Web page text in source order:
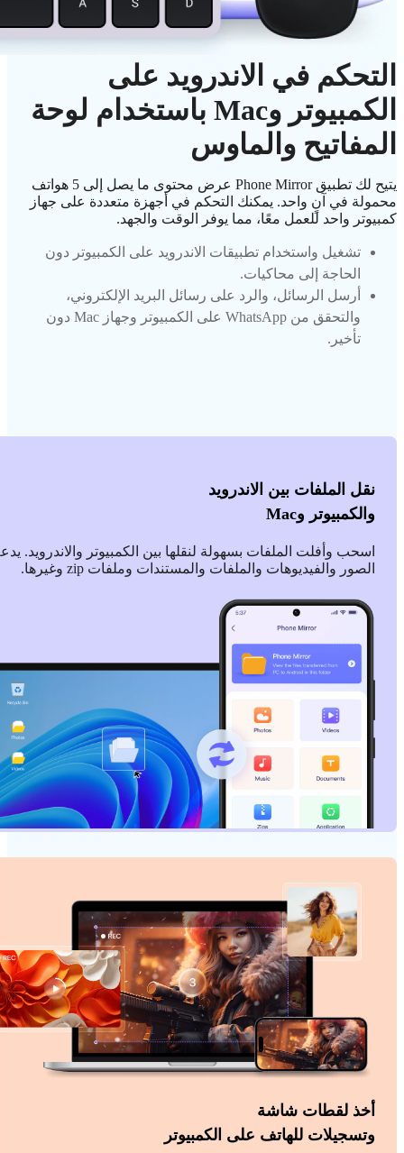
التحكم في الاندرويد على
الكمبيوتر وMac باستخدام لوحة
المفاتيح والماوس
يتيح لك تطبيق Phone Mirror عرض محتوى ما يصل إلى 5 هواتف
محمولة في آنٍ واحد. يمكنك التحكم في أجهزة متعددة على جهاز
كمبيوتر واحد للعمل معًا، مما يوفر الوقت والجهد.
تشغيل واستخدام تطبيقات الاندرويد على الكمبيوتر دون
الحاجة إلى محاكيات.
أرسل الرسائل، والرد على رسائل البريد الإلكتروني،
والتحقق من WhatsApp على الكمبيوتر وجهاز Mac دون
تأخير.
نقل الملفات بين الاندرويد
والكمبيوتر وMac
اسحب وأفلت الملفات بسهولة لنقلها بين الكمبيوتر والاندرويد.
الصور والفيديوهات والملفات والمستندات وملفات zip وغيرها.
أخذ لقطات شاشة
وتسجيلات للهاتف على الكمبيوتر